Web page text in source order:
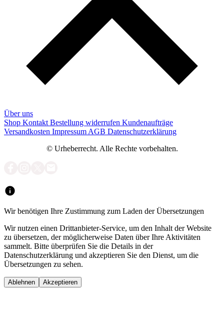
Über uns
Shop Kontakt Bestellung widerrufen Kundenaufträge
Versandkosten Impressum AGB Datenschutzerklärung
© Urheberrecht. Alle Rechte vorbehalten.
Wir benötigen Ihre Zustimmung zum Laden der Übersetzungen
Wir nutzen einen Drittanbieter-Service, um den Inhalt der Website
zu übersetzen, der möglicherweise Daten über Ihre Aktivitäten
sammelt. Bitte überprüfen Sie die Details in der
Datenschutzerklärung und akzeptieren Sie den Dienst, um die
Übersetzungen zu sehen.
Ablehnen Akzeptieren